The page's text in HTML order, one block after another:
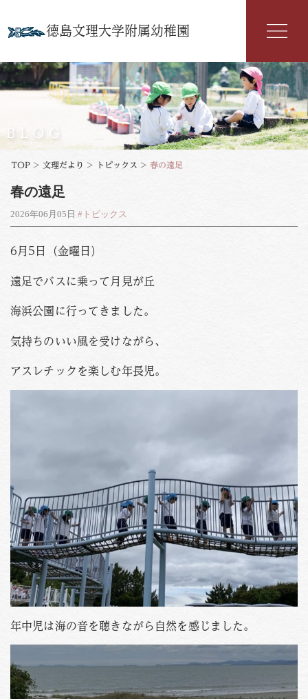
徳島文理大学附属幼稚園
幼稚園紹介
入園案内
年間行事
よくある質問
お知らせ
Tel.088-653-4941
土 / 9:00-12:00
BLOG
TOP > 文理だより > トピックス > 春の遠足
春の遠足
2026年06月05日 #トピックス
6月5日（金曜日）
遠足でバスに乗って月見が丘
海浜公園に行ってきました。
気持ちのいい風を受けながら、
アスレチックを楽しむ年長児。
年中児は海の音を聴きながら自然を感じました。